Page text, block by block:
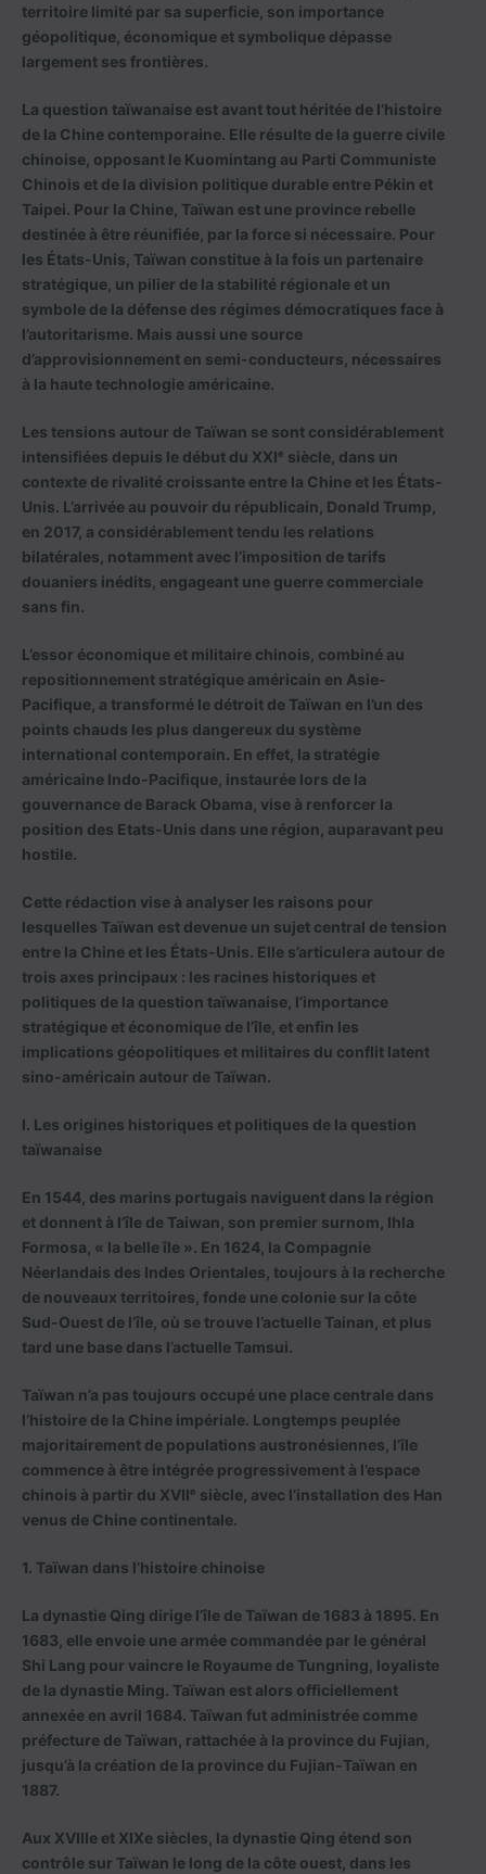
territoire limité par sa superficie, son importance
géopolitique, économique et symbolique dépasse
largement ses frontières.
La question taïwanaise est avant tout héritée de l’histoire
de la Chine contemporaine. Elle résulte de la guerre civile
chinoise, opposant le Kuomintang au Parti Communiste
Chinois et de la division politique durable entre Pékin et
Taipei. Pour la Chine, Taïwan est une province rebelle
destinée à être réunifiée, par la force si nécessaire. Pour
les États-Unis, Taïwan constitue à la fois un partenaire
stratégique, un pilier de la stabilité régionale et un
symbole de la défense des régimes démocratiques face à
l’autoritarisme. Mais aussi une source
d’approvisionnement en semi-conducteurs, nécessaires
à la haute technologie américaine.
Les tensions autour de Taïwan se sont considérablement
intensifiées depuis le début du XXIᵉ siècle, dans un
contexte de rivalité croissante entre la Chine et les États-
Unis. L’arrivée au pouvoir du républicain, Donald Trump,
en 2017, a considérablement tendu les relations
bilatérales, notamment avec l’imposition de tarifs
douaniers inédits, engageant une guerre commerciale
sans fin.
L’essor économique et militaire chinois, combiné au
repositionnement stratégique américain en Asie-
Pacifique, a transformé le détroit de Taïwan en l’un des
points chauds les plus dangereux du système
international contemporain. En effet, la stratégie
américaine Indo-Pacifique, instaurée lors de la
gouvernance de Barack Obama, vise à renforcer la
position des Etats-Unis dans une région, auparavant peu
hostile.
Cette rédaction vise à analyser les raisons pour
lesquelles Taïwan est devenue un sujet central de tension
entre la Chine et les États-Unis. Elle s’articulera autour de
trois axes principaux : les racines historiques et
politiques de la question taïwanaise, l’importance
stratégique et économique de l’île, et enfin les
implications géopolitiques et militaires du conflit latent
sino-américain autour de Taïwan.
I. Les origines historiques et politiques de la question
taïwanaise
En 1544, des marins portugais naviguent dans la région
et donnent à l’île de Taiwan, son premier surnom, Ihla
Formosa, « la belle île ». En 1624, la Compagnie
Néerlandais des Indes Orientales, toujours à la recherche
de nouveaux territoires, fonde une colonie sur la côte
Sud-Ouest de l’île, où se trouve l’actuelle Tainan, et plus
tard une base dans l’actuelle Tamsui.
Taïwan n’a pas toujours occupé une place centrale dans
l’histoire de la Chine impériale. Longtemps peuplée
majoritairement de populations austronésiennes, l’île
commence à être intégrée progressivement à l’espace
chinois à partir du XVIIᵉ siècle, avec l’installation des Han
venus de Chine continentale.
1. Taïwan dans l’histoire chinoise
La dynastie Qing dirige l’île de Taïwan de 1683 à 1895. En
1683, elle envoie une armée commandée par le général
Shi Lang pour vaincre le Royaume de Tungning, loyaliste
de la dynastie Ming. Taïwan est alors officiellement
annexée en avril 1684. Taïwan fut administrée comme
préfecture de Taïwan, rattachée à la province du Fujian,
jusqu’à la création de la province du Fujian-Taïwan en
1887.
Aux XVIIIe et XIXe siècles, la dynastie Qing étend son
contrôle sur Taïwan le long de la côte ouest, dans les